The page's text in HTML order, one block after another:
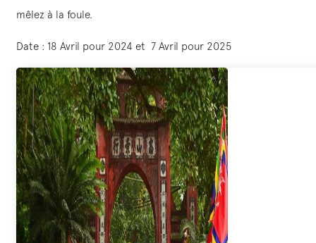
mêlez à la foule.
Date : 18 Avril pour 2024 et 7 Avril pour 2025